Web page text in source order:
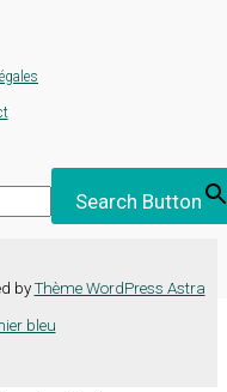
Search Button
by Thème WordPress Astra
bleu